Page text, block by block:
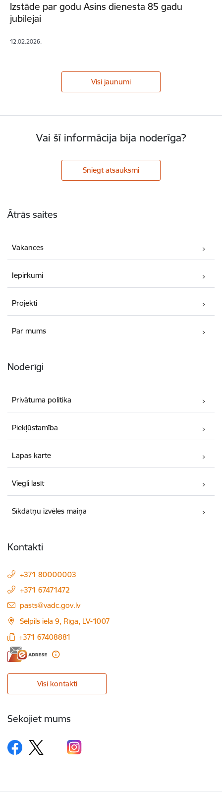
Izstāde par godu Asins dienesta 85 gadu
jubilejai
12.02.2026.
Visi jaunumi
Vai šī informācija bija noderīga?
Sniegt atsauksmi
Ātrās saites
Vakances
Iepirkumi
Projekti
Par mums
Noderīgi
Privātuma politika
Piekļūstamība
Lapas karte
Viegli lasīt
Sīkdatņu izvēles maiņa
Kontakti
+371 80000003
+371 67471472
E-pasts:
pasts@vadc.gov.lv
Sēlpils iela 9, Rīga, LV-1007
+371 67408881
Visi kontakti
Sekojiet mums